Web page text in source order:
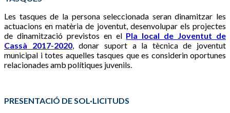
Les tasques de la persona seleccionada seran dinamitzar les
actuacions en matèria de joventut, desenvolupar els projectes
de dinamització previstos en el Pla local de Joventut de
Cassà 2017-2020, donar suport a la tècnica de joventut
municipal i totes aquelles tasques que es considerin oportunes
relacionades amb polítiques juvenils.
PRESENTACIÓ DE SOL·LICITUDS